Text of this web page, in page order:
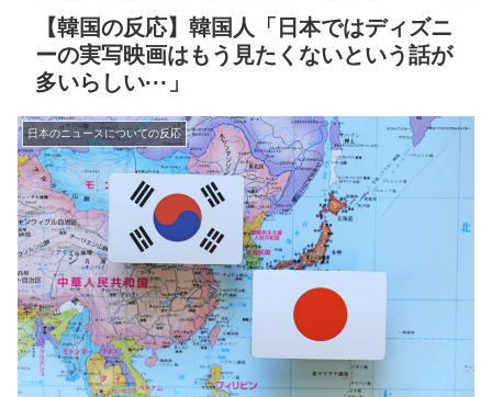
【韓国の反応】韓国人「日本ではディズニ
ーの実写映画はもう見たくないという話が
多いらしい···」
日本のニュースについての反応